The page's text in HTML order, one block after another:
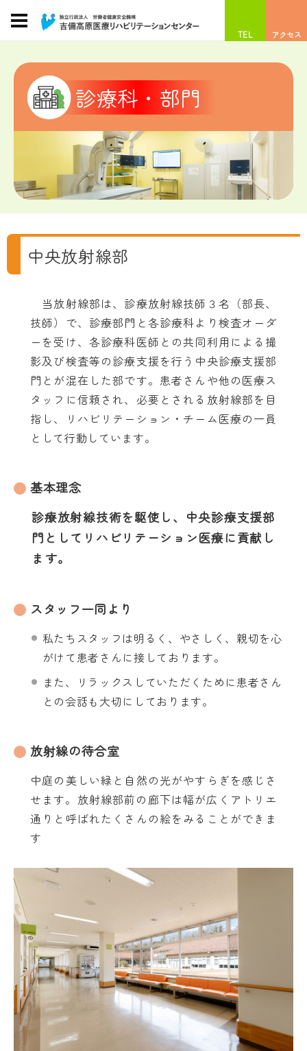
TEL アクセス
診療科・部門
中央放射線部
当放射線部は、診療放射線技師３名（部長、
技師）で、診療部門と各診療科より検査オーダ
ーを受け、各診療科医師との共同利用による撮
影及び検査等の診療支援を行う中央診療支援部
門とが混在した部です。患者さんや他の医療ス
タッフに信頼され、必要とされる放射線部を目
指し、リハビリテーション・チーム医療の一員
として行動しています。
基本理念
診療放射線技術を駆使し、中央診療支援部
門としてリハビリテーション医療に貢献し
ます。
スタッフ一同より
私たちスタッフは明るく、やさしく、親切を心
がけて患者さんに接しております。
また、リラックスしていただくために患者さん
との会話も大切にしております。
放射線の待合室
中庭の美しい緑と自然の光がやすらぎを感じさ
せます。放射線部前の廊下は幅が広くアトリエ
通りと呼ばれたくさんの絵をみることができま
す